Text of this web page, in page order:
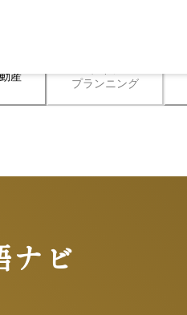
産
プランニング
ナビ